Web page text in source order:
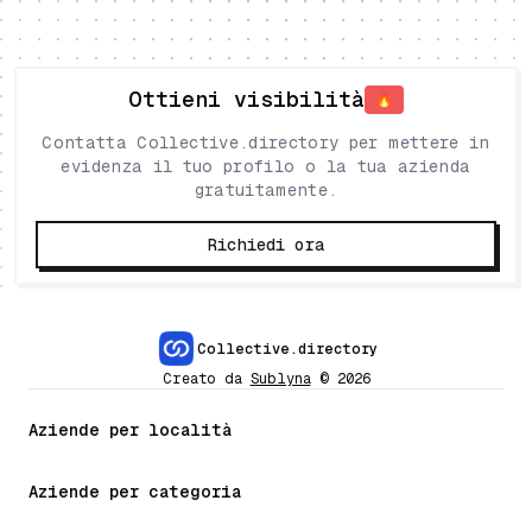
Ottieni visibilità 🔥
Contatta Collective.directory per mettere in
evidenza il tuo profilo o la tua azienda
gratuitamente.
Richiedi ora
Collective.directory
Creato da Sublyna © 2026
Aziende per località
Aziende per categoria